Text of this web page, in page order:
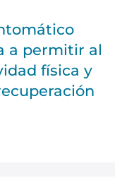
a permitir al
física y